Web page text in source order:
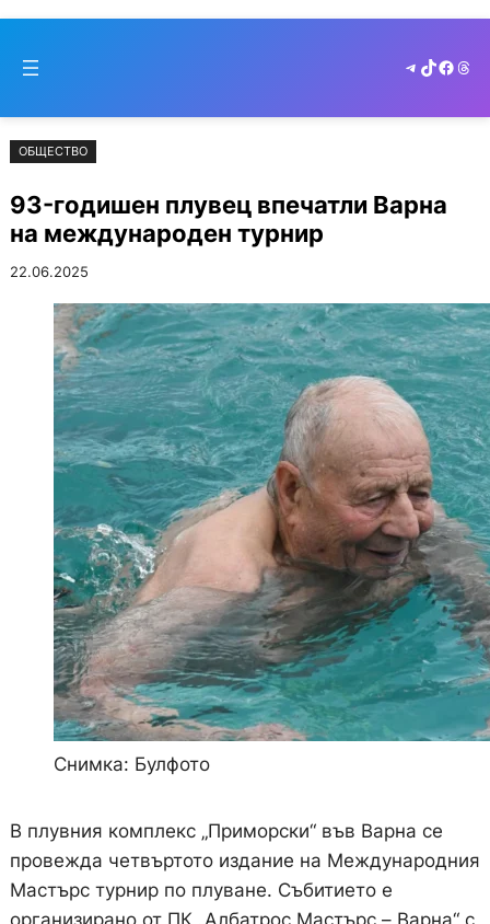
съдържанието
to
Telegram
TikTok
ОБЩЕСТВО
93-годишен плувец впечатли Варна
на международен турнир
22.06.2025
Снимка: Булфото
В плувния комплекс „Приморски“ във Варна се
провежда четвъртото издание на Международния
Мастърс турнир по плуване. Събитието е